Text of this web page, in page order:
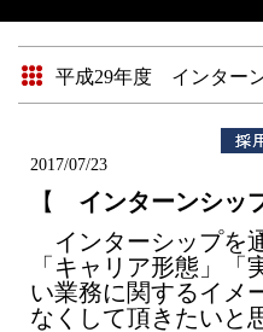
平成29年度 インター
2017/07/23
【 インターンシッ
インターシップを
「キャリア形態」
い業務に関するイメ
なくして頂きたいと